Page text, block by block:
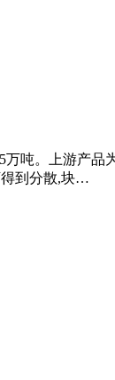
吨。上游产
得到分散,块…